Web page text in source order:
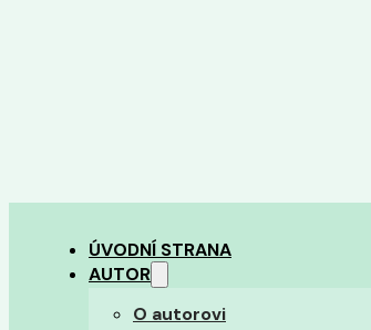
ÚVODNÍ STRANA
AUTOR
O autorovi